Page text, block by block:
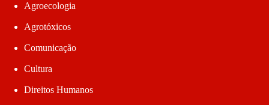
Agroecologia
Agrotóxicos
Comunicação
Cultura
Direitos Humanos